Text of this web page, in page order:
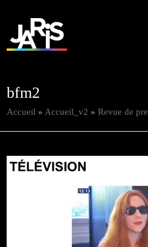
bfm2
Accueil » Accueil_v2 »Revue de